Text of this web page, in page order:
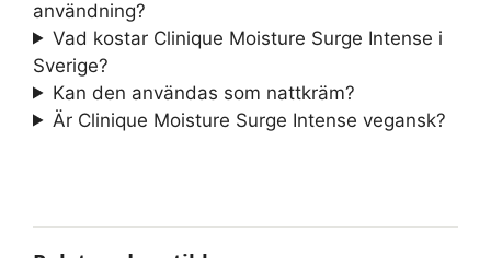
användning?
Vad kostar Clinique Moisture Surge Intense i
Sverige?
Kan den användas som nattkräm?
Är Clinique Moisture Surge Intense vegansk?